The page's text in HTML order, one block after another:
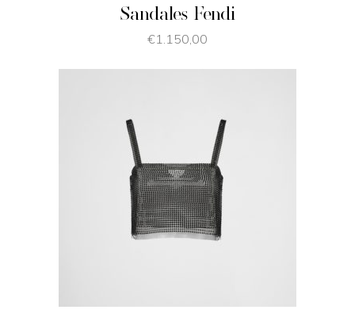
Sandales Fendi
€1.150,00
JE SHOPPE